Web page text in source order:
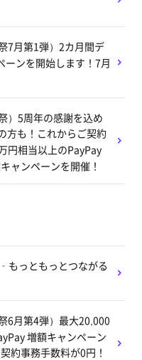
7月第1弾）2カ月間デ
ーンを開始します！7月
）5周年の感謝を込め
方も！これからご契約
円相当以上のPayPay
ャンペーンを開催！
っともっとつながる
6月第4弾）最大20,000
増額キャンペーン
約事務手数料が0円！